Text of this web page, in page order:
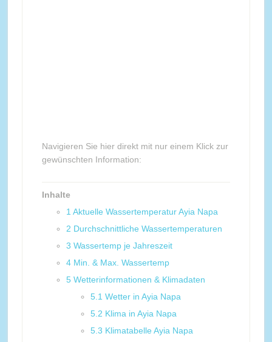
Navigieren Sie hier direkt mit nur einem Klick zur
gewünschten Information:
Inhalte
1 Aktuelle Wassertemperatur Ayia Napa
2 Durchschnittliche Wassertemperaturen
3 Wassertemp je Jahreszeit
4 Min. & Max. Wassertemp
5 Wetterinformationen & Klimadaten
5.1 Wetter in Ayia Napa
5.2 Klima in Ayia Napa
5.3 Klimatabelle Ayia Napa